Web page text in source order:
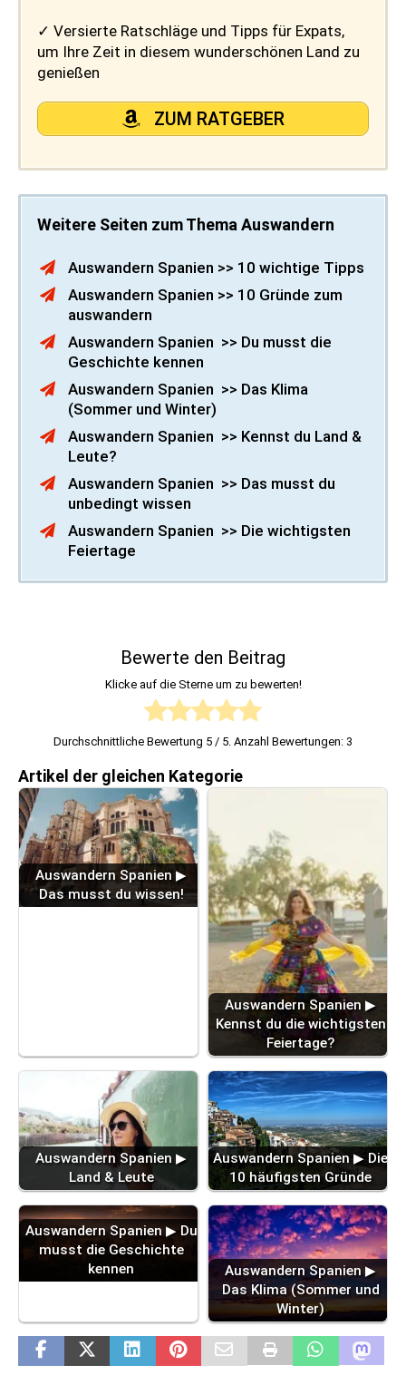
✓ Versierte Ratschläge und Tipps für Expats,
um Ihre Zeit in diesem wunderschönen Land zu
genießen
ZUM RATGEBER
Weitere Seiten zum Thema Auswandern
Auswandern Spanien >> 10 wichtige Tipps
Auswandern Spanien >> 10 Gründe zum
auswandern
Auswandern Spanien >> Du musst die
Geschichte kennen
Auswandern Spanien >> Das Klima
(Sommer und Winter)
Auswandern Spanien >> Kennst du Land &
Leute?
Auswandern Spanien >> Das musst du
unbedingt wissen
Auswandern Spanien >> Die wichtigsten
Feiertage
Bewerte den Beitrag
Klicke auf die Sterne um zu bewerten!
Durchschnittliche Bewertung 5 / 5. Anzahl Bewertungen: 3
Artikel der gleichen Kategorie
Auswandern Spanien ▶
Das musst du wissen!
Auswandern Spanien ▶
Kennst du die wichtigsten
Feiertage?
Auswandern Spanien ▶
Land & Leute
Auswandern Spanien ▶ Die
10 häufigsten Gründe
Auswandern Spanien ▶ Du
musst die Geschichte
kennen
Auswandern Spanien ▶
Das Klima (Sommer und
Winter)